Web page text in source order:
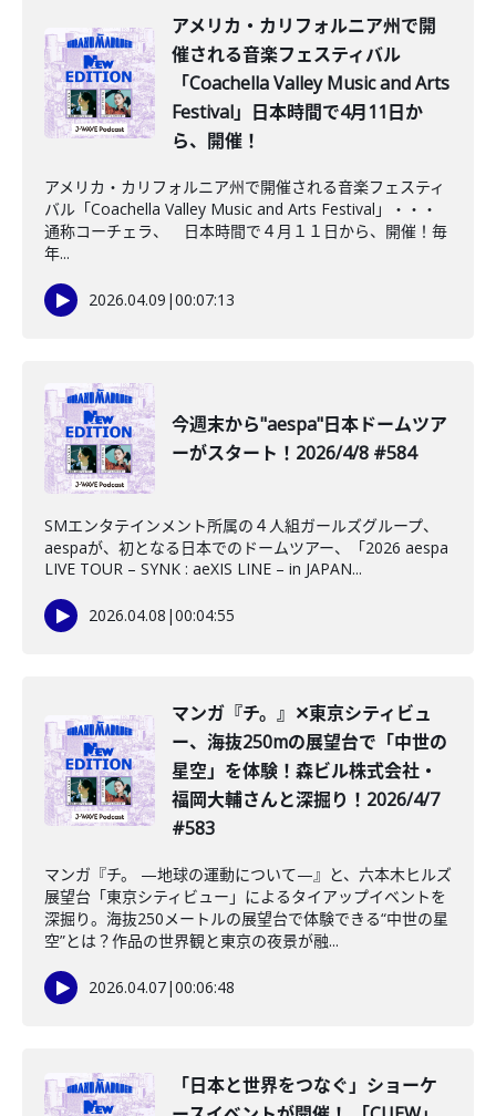
アメリカ・カリフォルニア州で開
催される音楽フェスティバル
「Coachella Valley Music and Arts
Festival」日本時間で4月11日か
ら、開催！
アメリカ・カリフォルニア州で開催される音楽フェスティ
バル「Coachella Valley Music and Arts Festival」・・・
通称コーチェラ、 日本時間で４月１１日から、開催！毎
年...
2026.04.09 |00:07:13
今週末から"aespa"日本ドームツア
ーがスタート！2026/4/8 #584
SMエンタテインメント所属の４人組ガールズグループ、
aespaが、初となる日本でのドームツアー、「2026 aespa
LIVE TOUR – SYNK : aeXIS LINE – in JAPAN...
2026.04.08 |00:04:55
️マンガ『チ。』✕東京シティビュ
ー、海抜250mの展望台で「中世の
星空」を体験！森ビル株式会社・
福岡大輔さんと深掘り！2026/4/7
#583
マンガ『チ。 —地球の運動について—』と、六本木ヒルズ
展望台「東京シティビュー」によるタイアップイベントを
深掘り。海抜250メートルの展望台で体験できる“中世の星
空”とは？作品の世界観と東京の夜景が融...
2026.04.07|00:06:48
「日本と世界をつなぐ」ショーケ